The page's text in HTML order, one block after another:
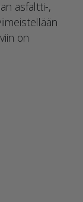
asfaltti-,
on